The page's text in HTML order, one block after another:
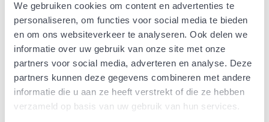
We gebruiken cookies om content en advertenties te
personaliseren, om functies voor social media te bieden
en om ons websiteverkeer te analyseren. Ook delen we
informatie over uw gebruik van onze site met onze
partners voor social media, adverteren en analyse. Deze
partners kunnen deze gegevens combineren met andere
informatie die u aan ze heeft verstrekt of die ze hebben
verzameld op basis van uw gebruik van hun services.
Speciaalmengsel
natuurbegraafplaats
Hilversum - schaduw
In een zakje zitten genoeg zaden om
tientallen planten op te kweken.
incl. btw